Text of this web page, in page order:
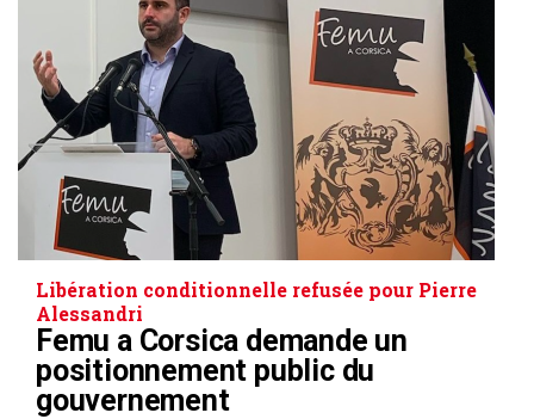
Libération conditionnelle refusée pour Pierre
Alessandri
Femu a Corsica demande un
positionnement public du
gouvernement